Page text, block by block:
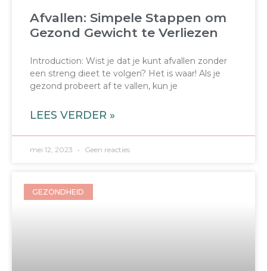
Afvallen: Simpele Stappen om
Gezond Gewicht te Verliezen
Introduction: Wist je dat je kunt afvallen zonder
een streng dieet te volgen? Het is waar! Als je
gezond probeert af te vallen, kun je
LEES VERDER »
mei 12, 2023 Geen reacties
GEZONDHEID